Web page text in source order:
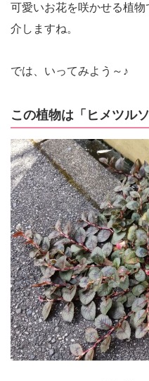
可愛いお花を咲かせる植
介しますね。
では、いってみよう～♪
この植物は「ヒメツル